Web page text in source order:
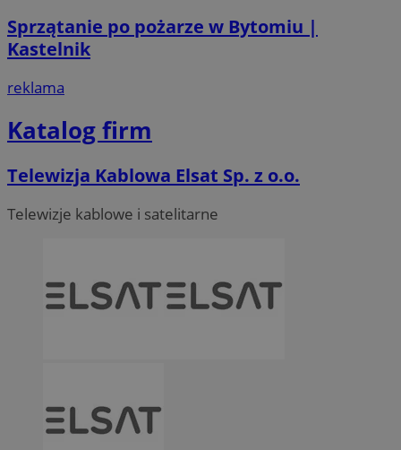
Sprzątanie po pożarze w Bytomiu |
Kastelnik
reklama
Katalog firm
Telewizja Kablowa Elsat Sp. z o.o.
Telewizje kablowe i satelitarne